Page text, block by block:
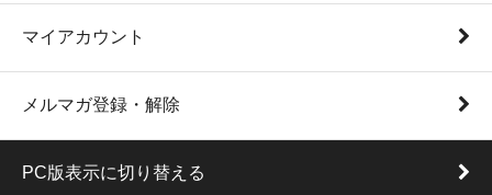
マイアカウント
メルマガ登録・解除
PC版表示に切り替える